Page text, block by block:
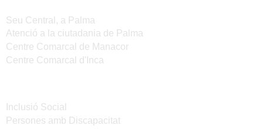
Seu Central, a Palma
Atenció a la ciutadania de Palma
Centre Comarcal de Manacor
Centre Comarcal d'Inca
Inclusió Social
Persones amb Discapacitat